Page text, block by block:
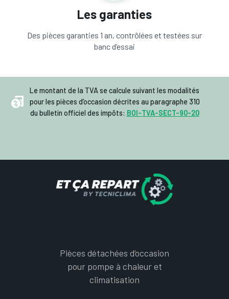
Les garanties
Des pièces garanties 1 an, contrôlées et testées sur
banc d’essai
Le montant de la TVA se calcule suivant les modalités
pour les pièces d’occasion décrites au paragraphe 310
du bulletin officiel des impôts: BOI-TVA-SECT-90-20
Pièces détachées d’occasion
pour pompe à chaleur et
climatisation